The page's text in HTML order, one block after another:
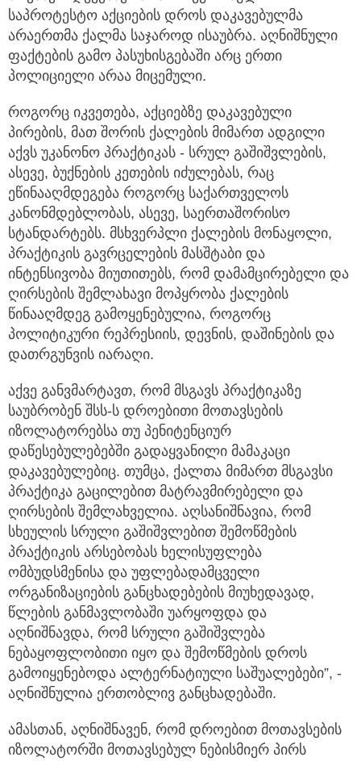
საპროტესტო აქციების დროს დაკავებულმა
არაერთმა ქალმა საჯაროდ ისაუბრა. აღნიშნული
ფაქტების გამო პასუხისგებაში არც ერთი
პოლიციელი არაა მიცემული.
როგორც იკვეთება, აქციებზე დაკავებული
პირების, მათ შორის ქალების მიმართ ადგილი
აქვს უკანონო პრაქტიკას - სრულ გაშიშვლების,
ასევე, ბუქნების კეთების იძულებას, რაც
ეწინააღმდეგება როგორც საქართველოს
კანონმდებლობას, ასევე, საერთაშორისო
სტანდარტებს. მსხვერპლი ქალების მონაყოლი,
პრაქტიკის გავრცელების მასშტაბი და
ინტენსივობა მიუთითებს, რომ დამამცირებელი და
ღირსების შემლახავი მოპყრობა ქალების
წინააღმდეგ გამოყენებულია, როგორც
პოლიტიკური რეპრესიის, დევნის, დაშინების და
დათრგუნვის იარაღი.
აქვე განვმარტავთ, რომ მსგავს პრაქტიკაზე
საუბრობენ შსს-ს დროებითი მოთავსების
იზოლატორებსა თუ პენიტენციურ
დაწესებულებებში გადაყვანილი მამაკაცი
დაკავებულებიც. თუმცა, ქალთა მიმართ მსგავსი
პრაქტიკა გაცილებით მატრავმირებელი და
ღირსების შემლახველია. აღსანიშნავია, რომ
სხეულის სრული გაშიშვლებით შემოწმების
პრაქტიკის არსებობას ხელისუფლება
ომბუდსმენისა და უფლებადამცველი
ორგანიზაციების განცხადებების მიუხედავად,
წლების განმავლობაში უარყოფდა და
აღნიშნავდა, რომ სრული გაშიშვლება
ნებაყოფლობითი იყო და შემოწმების დროს
გამოიყენებოდა ალტერნატიული საშუალებები”, -
აღნიშნულია ერთობლივ განცხადებაში.
ამასთან, აღნიშნავენ, რომ დროებით მოთავსების
იზოლატორში მოთავსებულ ნებისმიერ პირს